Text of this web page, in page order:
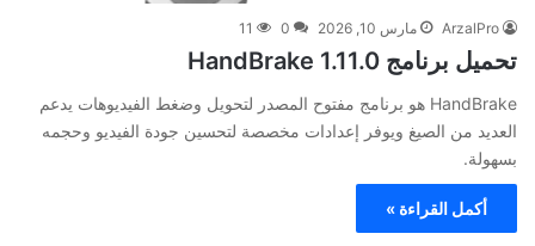
ArzalPro مارس 10, 2026 0
11
تحميل برنامج HandBrake 1.11.0
HandBrake هو برنامج مفتوح المصدر لتحويل وضغط الفيديوهات يدعم
العديد من الصيغ ويوفر إعدادات مخصصة لتحسين جودة الفيديو وحجمه
بسهولة.
أكمل القراءة »